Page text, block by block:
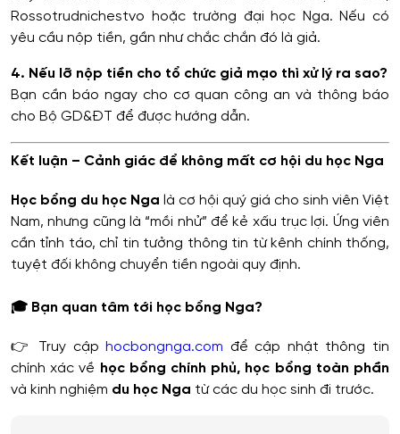
Rossotrudnichestvo hoặc trường đại học Nga. Nếu có
yêu cầu nộp tiền, gần như chắc chắn đó là giả.
4. Nếu lỡ nộp tiền cho tổ chức giả mạo thì xử lý ra sao?
Bạn cần báo ngay cho cơ quan công an và thông báo
cho Bộ GD&ĐT để được hướng dẫn.
Kết luận – Cảnh giác để không mất cơ hội du học Nga
Học bổng du học Nga là cơ hội quý giá cho sinh viên Việt
Nam, nhưng cũng là “mồi nhử” để kẻ xấu trục lợi. Ứng viên
cần tỉnh táo, chỉ tin tưởng thông tin từ kênh chính thống,
tuyệt đối không chuyển tiền ngoài quy định.
🎓 Bạn quan tâm tới học bổng Nga?
👉 Truy cập hocbongnga.com để cập nhật thông tin
chính xác về học bổng chính phủ, học bổng toàn phần
và kinh nghiệm du học Nga từ các du học sinh đi trước.